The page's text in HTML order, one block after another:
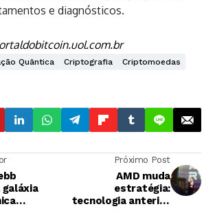
e diagnósticos.
Quântica Criptografia
Criptomoedas
Próximo Post
AMD muda
estratégia:
tecnologia anterior